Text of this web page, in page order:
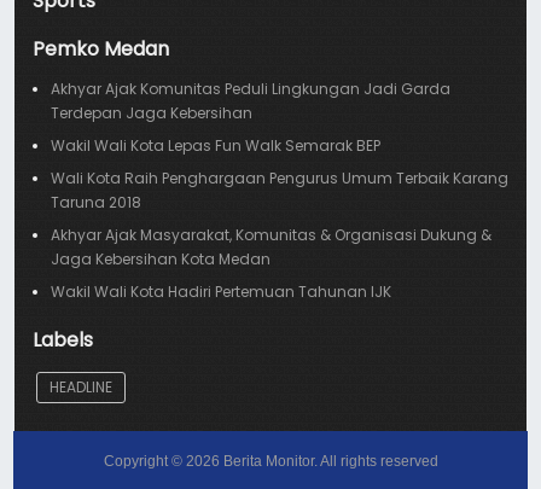
Pemko Medan
Akhyar Ajak Komunitas Peduli Lingkungan Jadi Garda
Terdepan Jaga Kebersihan
Wakil Wali Kota Lepas Fun Walk Semarak BEP
Wali Kota Raih Penghargaan Pengurus Umum Terbaik Karang
Taruna 2018
Akhyar Ajak Masyarakat, Komunitas & Organisasi Dukung &
Jaga Kebersihan Kota Medan
Wakil Wali Kota Hadiri Pertemuan Tahunan IJK
Labels
HEADLINE
Copyright © 2026 Berita Monitor. All rights reserved